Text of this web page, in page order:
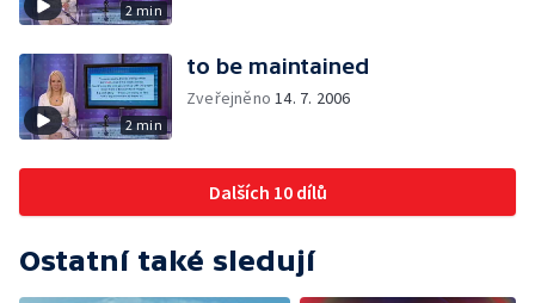
2 min
2 min
to be maintained
Zveřejněno14. 7. 2006
Dalších 10 dílů
Ostatní také sledují